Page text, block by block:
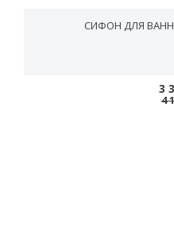
СИФОН ДЛЯ
3
4